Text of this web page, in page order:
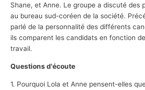
Shane, et Anne. Le groupe a discuté des
au bureau sud-coréen de la société.
parlé de la personnalité des différents
ils comparent les candidats en fonction
travail.
Questions d'écoute
1. Pourquoi Lola et Anne pensent-elles